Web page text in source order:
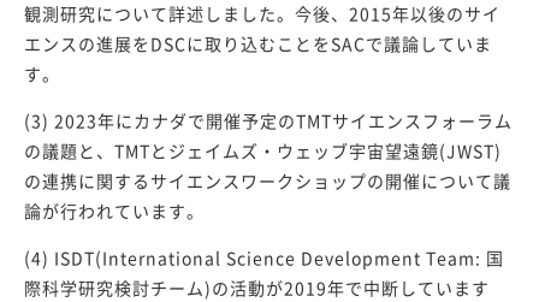
観測研究について詳述しました。今後、2015年以後のサイ
エンスの進展をDSCに取り込むことをSACで議論していま
す。
(3) 2023年にカナダで開催予定のTMTサイエンスフォーラム
の議題と、TMTとジェイムズ・ウェッブ宇宙望遠鏡(JWST)
の連携に関するサイエンスワークショップの開催について議
論が行われています。
(4) ISDT(International Science Development Team: 国
際科学研究検討チーム)の活動が2019年で中断しています